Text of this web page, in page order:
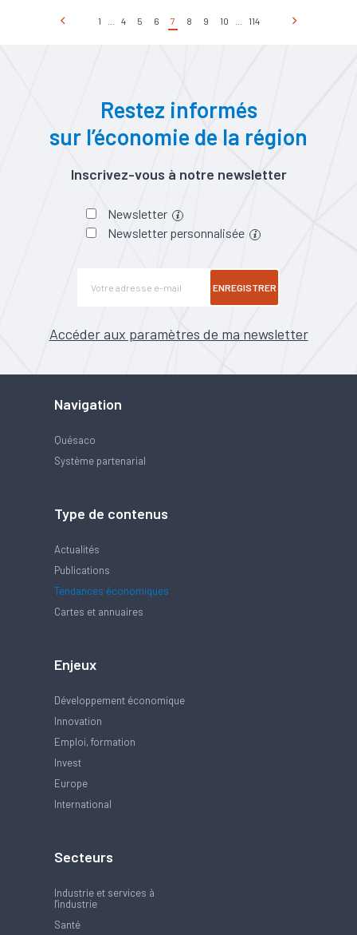
1 4 5 6 7 8 9 10 114
Restez informés
sur l’économie de la région
Inscrivez-vous à notre newsletter
Newsletter
Newsletter personnalisée
ENREGISTRER
Accéder aux paramètres de ma newsletter
Navigation
Quésaco
Système partenarial
Type de contenus
Actualités
Publications
Tendances économiques
Cartes et annuaires
Enjeux
Développement économique
Innovation
Emploi, formation
Invest
Europe
International
Secteurs
Industrie et services à
l'industrie
Santé